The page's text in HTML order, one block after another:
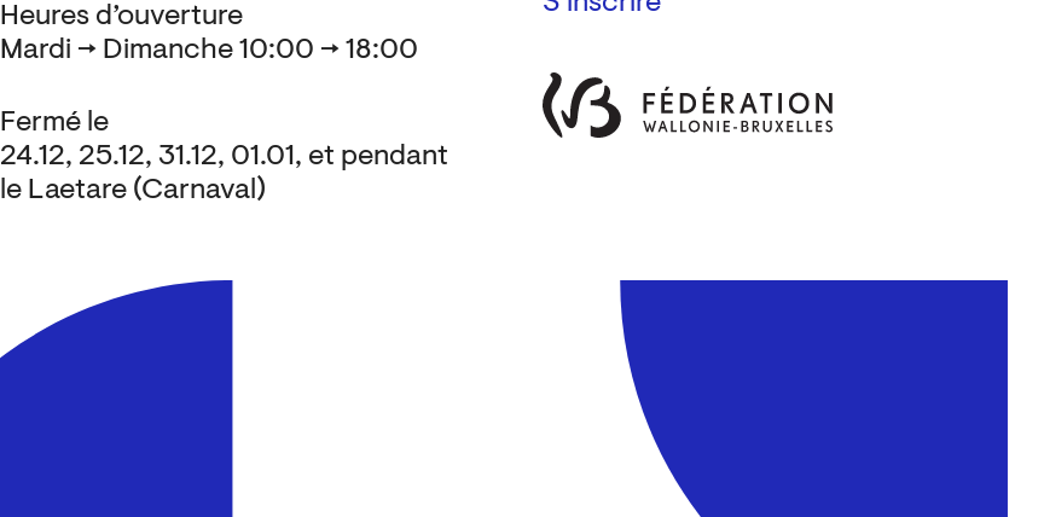
Heures d’ouverture
Mardi → Dimanche 10:00 → 18:00
Fermé le
24.12, 25.12, 31.12, 01.01, et pendant
le Laetare (Carnaval)